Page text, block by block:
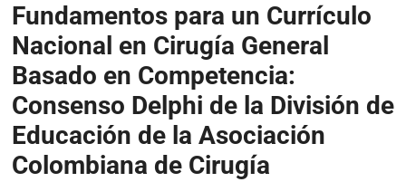
Fundamentos para un Currículo
Nacional en Cirugía General
Basado en Competencia:
Consenso Delphi de la División de
Educación de la Asociación
Colombiana de Cirugía